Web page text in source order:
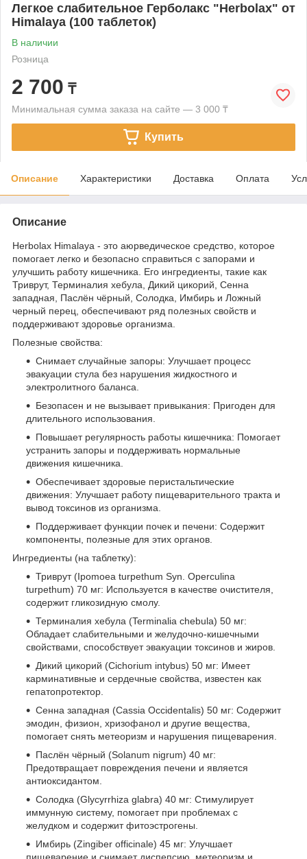
Легкое слабительное Герболакс "Herbolax" от
Himalaya (100 таблеток)
В наличии
Розница
2 700 ₸
Минимальная сумма заказа на сайте — 3 000 ₸
Купить
Описание Характеристики Доставка Оплата
Описание
Herbolax Himalaya - это аюрведическое средство, которое
помогает легко и безопасно справиться с запорами и
улучшить работу кишечника. Его ингредиенты, такие как
Триврут, Терминалия хебула, Дикий цикорий, Сенна
западная, Паслён чёрный, Солодка, Имбирь и Ложный
черный перец, обеспечивают ряд полезных свойств и
поддерживают здоровье организма.
Полезные свойства:
Снимает случайные запоры: Улучшает процесс
эвакуации стула без нарушения жидкостного и
электролитного баланса.
Безопасен и не вызывает привыкания: Пригоден для
длительного использования.
Повышает регулярность работы кишечника: Помогает
устранить запоры и поддерживать нормальные
движения кишечника.
Обеспечивает здоровые перистальтические
движения: Улучшает работу пищеварительного тракта и
вывод токсинов из организма.
Поддерживает функции почек и печени: Содержит
компоненты, полезные для этих органов.
Ингредиенты (на таблетку):
Триврут (Ipomoea turpethum Syn. Operculina
turpethum) 70 мг: Используется в качестве очистителя,
содержит гликозидную смолу.
Терминалия хебула (Terminalia chebula) 50 мг:
Обладает слабительными и желудочно-кишечными
свойствами, способствует эвакуации токсинов и жиров.
Дикий цикорий (Cichorium intybus) 50 мг: Имеет
карминативные и сердечные свойства, известен как
гепатопротектор.
Сенна западная (Cassia Occidentalis) 50 мг: Содержит
эмодин, физион, хризофанол и другие вещества,
помогает снять метеоризм и нарушения пищеварения.
Паслён чёрный (Solanum nigrum) 40 мг:
Предотвращает повреждения печени и является
антиоксидантом.
Солодка (Glycyrrhiza glabra) 40 мг: Стимулирует
иммунную систему, помогает при проблемах с
желудком и содержит фитоэстрогены.
Имбирь (Zingiber officinale) 45 мг: Улучшает
пищеварение и снимает диспепсию, метеоризм и